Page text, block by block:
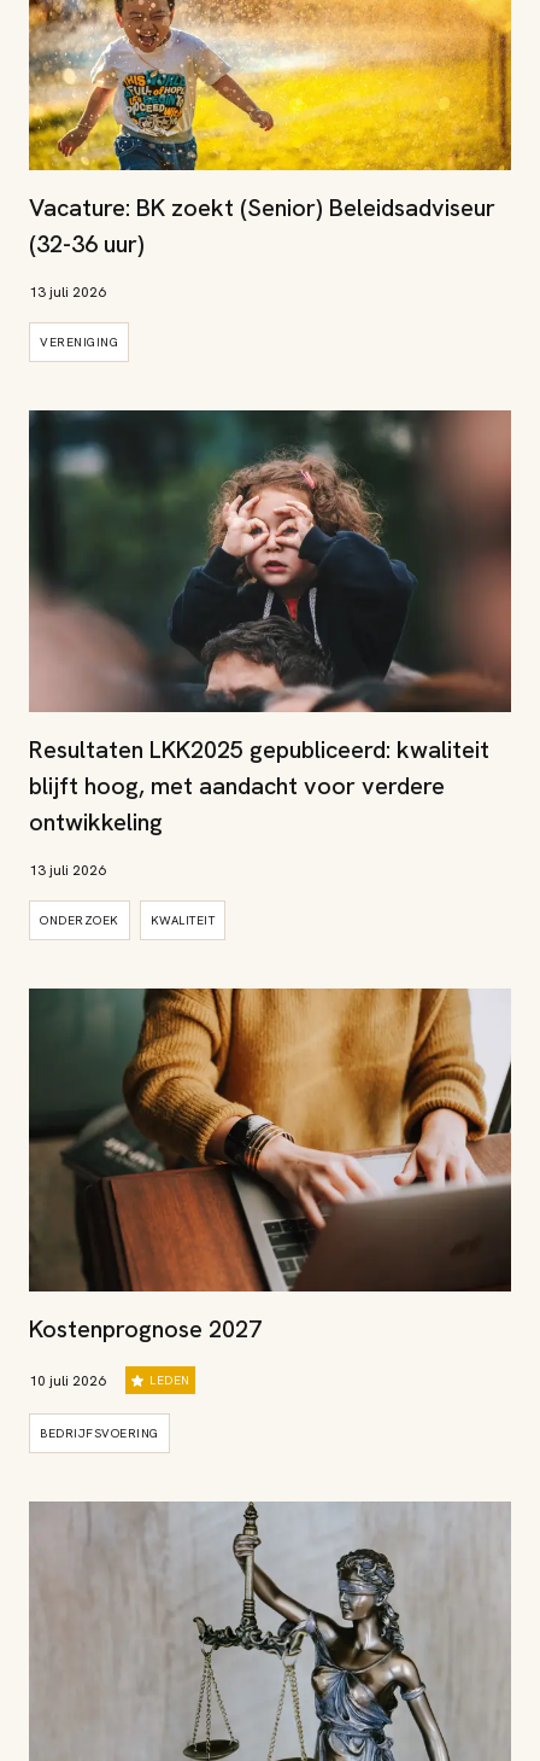
Vacature: BK zoekt (Senior) Beleidsadviseur
(32-36 uur)
13 juli 2026
VERENIGING
Resultaten LKK2025 gepubliceerd: kwaliteit
blijft hoog, met aandacht voor verdere
ontwikkeling
13 juli 2026
ONDERZOEK KWALITEIT
Kostenprognose 2027
10 juli 2026 LEDEN
BEDRIJFSVOERING